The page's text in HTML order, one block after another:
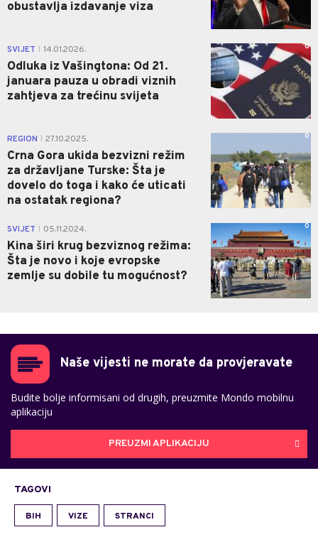
obustavlja izdavanje viza
SVIJET 14.01.2026.
Odluka iz Vašingtona: Od 21.
januara pauza u obradi viznih
zahtjeva za trećinu svijeta
0
REGION 27.10.2025.
Crna Gora ukida bezvizni režim
za državljane Turske: Šta je
dovelo do toga i kako će uticati
na ostatak regiona?
0
SVIJET 05.11.2024.
Kina širi krug bezviznog režima:
Šta je novo i koje evropske
zemlje su dobile tu mogućnost?
0
Naše vijesti ne morate da provjeravate
Budite bolje informisani od drugih, preuzmite Mondo mobilnu
aplikaciju
PREUZMI APLIKACIJU
TAGOVI
BIH VIZE STRANCI